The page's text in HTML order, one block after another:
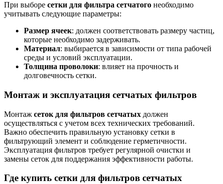
При выборе сетки для фильтра сетчатого необходимо
учитывать следующие параметры:
Размер ячеек: должен соответствовать размеру частиц,
которые необходимо задерживать.
Материал: выбирается в зависимости от типа рабочей
среды и условий эксплуатации.
Толщина проволоки: влияет на прочность и
долговечность сетки.
Монтаж и эксплуатация сетчатых фильтров
Монтаж сеток для фильтров сетчатых должен
осуществляться с учетом всех технических требований.
Важно обеспечить правильную установку сетки в
фильтрующий элемент и соблюдение герметичности.
Эксплуатация фильтров требует регулярной очистки и
замены сеток для поддержания эффективности работы.
Где купить сетки для фильтров сетчатых